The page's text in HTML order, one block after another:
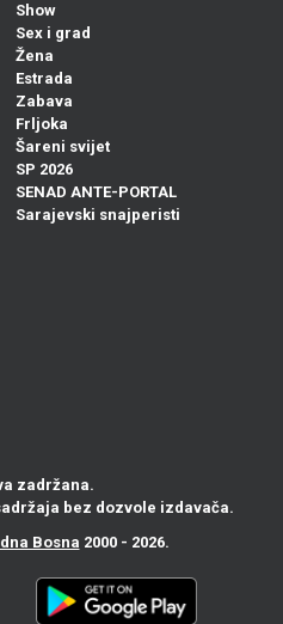
Show
Sex i grad
Žena
Estrada
Zabava
Frljoka
Šareni svijet
SP 2026
SENAD ANTE-PORTAL
Sarajevski snajperisti
zadržana.
bez dozvole izdavača.
Bosna 2000 - 2026.